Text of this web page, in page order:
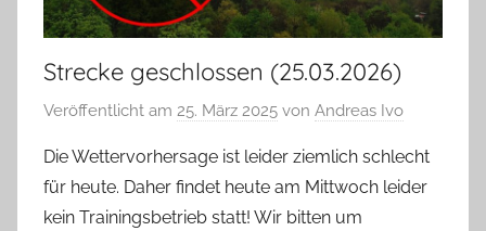
Strecke geschlossen (25.03.2026)
Veröffentlicht am 25. März 2025 von Andreas Ivo
Die Wettervorhersage ist leider ziemlich schlecht
für heute. Daher findet heute am Mittwoch leider
kein Trainingsbetrieb statt! Wir bitten um